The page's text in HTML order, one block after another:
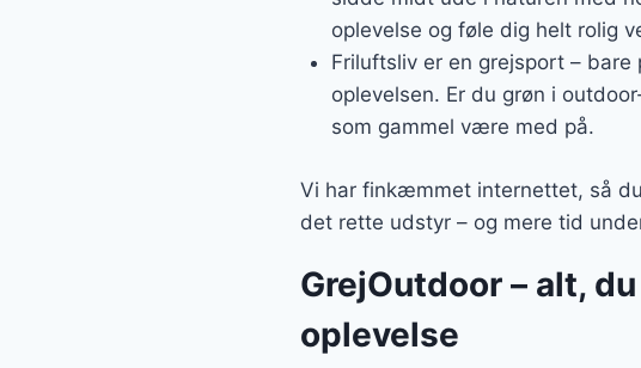
oplevelse og føle dig helt rolig
Friluftsliv er en grejsport – bare
oplevelsen. Er du grøn i
som gammel være med på.
Vi har finkæmmet internettet, så
det rette udstyr – og mere tid
GrejOutdoor – alt,
oplevelse